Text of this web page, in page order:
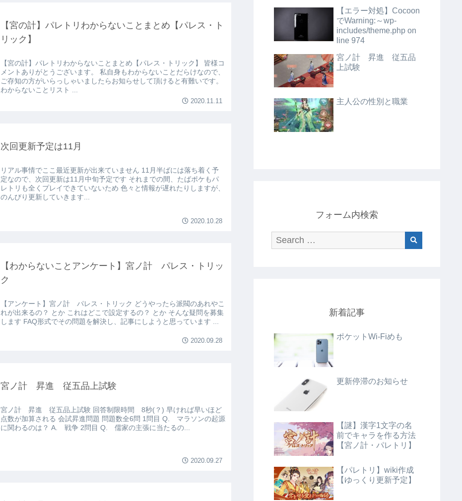
【宮の計】パレトリわからないことまとめ【パレス・ト
リック】
【宮の計】パレトリわからないことまとめ【パレス・トリック】 皆様コ
メントありがとうございます。 私自身もわからないことだらけなので、
ご存知の方がいらっしゃいましたらお知らせして頂けると有難いです。
わからないことリスト ...
2020.11.11
次回更新予定は11月
リアル事情でここ最近更新が出来ていません 11月半ばには落ち着く予
定なので、次回更新は11月中旬予定です それまでの間、たばポケもパ
レトリも全くプレイできていないため 色々と情報が遅れたりしますが、
のんびり更新していきます...
2020.10.28
【わからないことアンケート】宮ノ計 パレス・トリッ
ク
【アンケート】宮ノ計 パレス・トリック どうやったら派閥のあれやこ
れが出来るの？ とか これはどこで設定するの？ とか そんな疑問を募集
します FAQ形式でその問題を解決し、記事にしようと思っています ...
2020.09.28
宮ノ計 昇進 従五品上試験
宮ノ計 昇進 従五品上試験 回答制限時間 8秒(？) 早ければ早いほど
点数が加算される 会試昇進問題 問題数全6問 1問目 Q. マラソンの起源
に関わるのは？ A. 戦争 2問目 Q. 儒家の主張に当たるの...
2020.09.27
【エラー対処】Cocoon
でWarning:～wp-
includes/theme.php on
line 974
宮ノ計 昇進 従五品
上試験
主人公の性別と職業
フォーム内検索
新着記事
ポケットWi-Fiめも
更新停滞のお知らせ
【謎】漢字1文字の名
前でキャラを作る方法
【宮ノ計・パレトリ】
【パレトリ】wiki作成
【ゆっくり更新予定】